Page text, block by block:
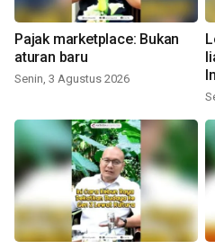
Pajak marketplace: Bukan
aturan baru
Senin, 3 Agustus 2026